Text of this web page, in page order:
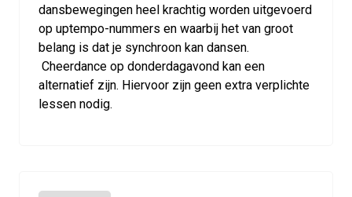
dansbewegingen heel krachtig worden uitgevoerd
op uptempo-nummers en waarbij het van groot
belang is dat je synchroon kan dansen.
Cheerdance op donderdagavond kan een
alternatief zijn. Hiervoor zijn geen extra verplichte
lessen nodig.